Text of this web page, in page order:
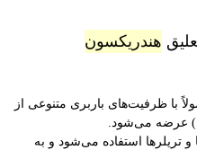
هندریکسون
با ظرفیت‌های باربری متنوعی از
و تریلرها استفاده می‌شود و به